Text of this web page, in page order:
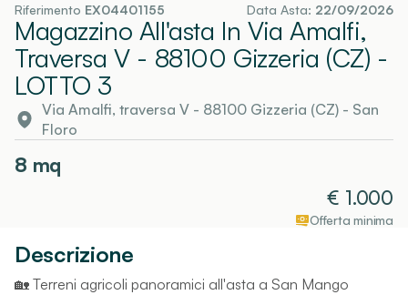
Riferimento EX04401155 Data Asta: 22/09/2026
Magazzino All'asta In Via Amalfi,
Traversa V - 88100 Gizzeria (CZ) -
LOTTO 3
Via Amalfi, traversa V - 88100 Gizzeria (CZ) - San
Floro
8 mq
€ 1.000
Offerta minima
Descrizione
🏡 Terreni agricoli panoramici all'asta a San Mango